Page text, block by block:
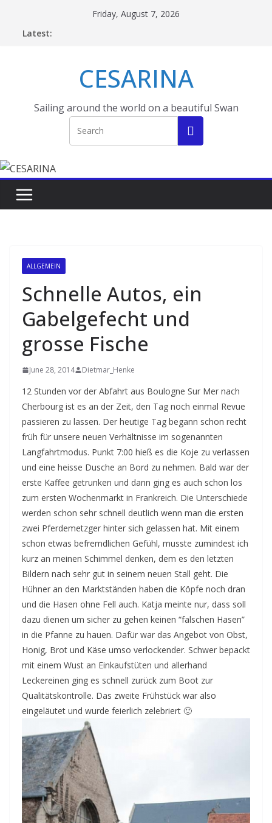
Friday, August 7, 2026
Latest:
CESARINA
Sailing around the world on a beautiful Swan
ALLGEMEIN
Schnelle Autos, ein
Gabelgefecht und
grosse Fische
June 28, 2014 Dietmar_Henke
12 Stunden vor der Abfahrt aus Boulogne Sur Mer nach
Cherbourg ist es an der Zeit, den Tag noch einmal Revue
passieren zu lassen. Der heutige Tag begann schon recht
früh für unsere neuen Verhältnisse im sogenannten
Langfahrtmodus. Punkt 7:00 hieß es die Koje zu verlassen
und eine heisse Dusche an Bord zu nehmen. Bald war der
erste Kaffee getrunken und dann ging es auch schon los
zum ersten Wochenmarkt in Frankreich. Die Unterschiede
werden schon sehr schnell deutlich wenn man die ersten
zwei Pferdemetzger hinter sich gelassen hat. Mit einem
schon etwas befremdlichen Gefühl, musste zumindest ich
kurz an meinen Schimmel denken, dem es den letzten
Bildern nach sehr gut in seinem neuen Stall geht. Die
Hühner an den Marktständen haben die Köpfe noch dran
und die Hasen ohne Fell auch. Katja meinte nur, dass soll
dazu dienen um sicher zu gehen keinen “falschen Hasen”
in die Pfanne zu hauen. Dafür war das Angebot von Obst,
Honig, Brot und Käse umso verlockender. Schwer bepackt
mit einem Wust an Einkaufstüten und allerhand
Leckereinen ging es schnell zurück zum Boot zur
Qualitätskontrolle. Das zweite Frühstück war also
eingeläutet und wurde feierlich zelebriert 🙂